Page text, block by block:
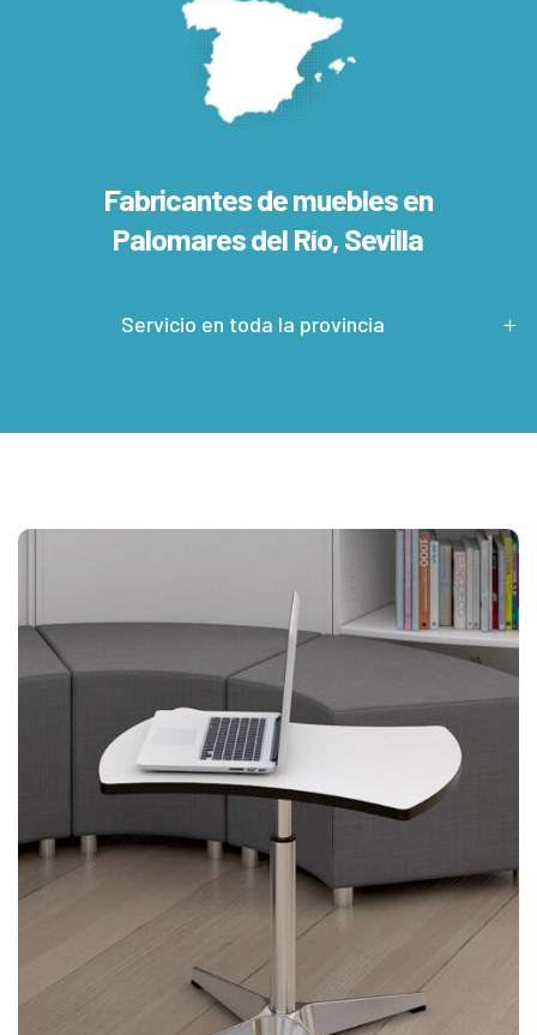
Fabricantes de muebles en
Palomares del Río, Sevilla
Servicio en toda la provincia